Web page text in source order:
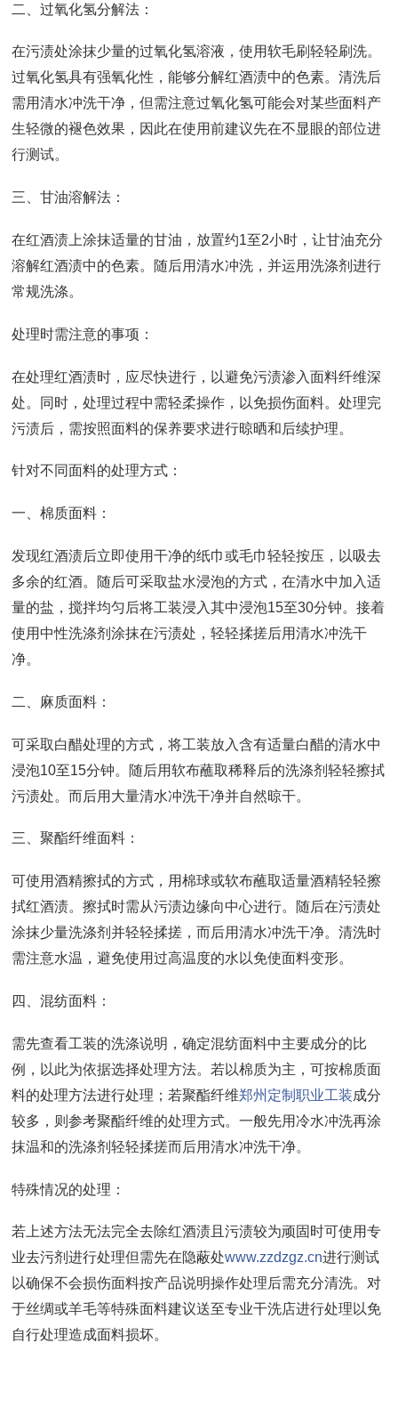
二、过氧化氢分解法：
在污渍处涂抹少量的过氧化氢溶液，使用软毛刷轻轻刷洗。
过氧化氢具有强氧化性，能够分解红酒渍中的色素。清洗后
需用清水冲洗干净，但需注意过氧化氢可能会对某些面料产
生轻微的褪色效果，因此在使用前建议先在不显眼的部位进
行测试。
三、甘油溶解法：
在红酒渍上涂抹适量的甘油，放置约1至2小时，让甘油充分
溶解红酒渍中的色素。随后用清水冲洗，并运用洗涤剂进行
常规洗涤。
处理时需注意的事项：
在处理红酒渍时，应尽快进行，以避免污渍渗入面料纤维深
处。同时，处理过程中需轻柔操作，以免损伤面料。处理完
污渍后，需按照面料的保养要求进行晾晒和后续护理。
针对不同面料的处理方式：
一、棉质面料：
发现红酒渍后立即使用干净的纸巾或毛巾轻轻按压，以吸去
多余的红酒。随后可采取盐水浸泡的方式，在清水中加入适
量的盐，搅拌均匀后将工装浸入其中浸泡15至30分钟。接着
使用中性洗涤剂涂抹在污渍处，轻轻揉搓后用清水冲洗干
净。
二、麻质面料：
可采取白醋处理的方式，将工装放入含有适量白醋的清水中
浸泡10至15分钟。随后用软布蘸取稀释后的洗涤剂轻轻擦拭
污渍处。而后用大量清水冲洗干净并自然晾干。
三、聚酯纤维面料：
可使用酒精擦拭的方式，用棉球或软布蘸取适量酒精轻轻擦
拭红酒渍。擦拭时需从污渍边缘向中心进行。随后在污渍处
涂抹少量洗涤剂并轻轻揉搓，而后用清水冲洗干净。清洗时
需注意水温，避免使用过高温度的水以免使面料变形。
四、混纺面料：
需先查看工装的洗涤说明，确定混纺面料中主要成分的比
例，以此为依据选择处理方法。若以棉质为主，可按棉质面
料的处理方法进行处理；若聚酯纤维郑州定制职业工装成分
较多，则参考聚酯纤维的处理方式。一般先用冷水冲洗再涂
抹温和的洗涤剂轻轻揉搓而后用清水冲洗干净。
特殊情况的处理：
若上述方法无法完全去除红酒渍且污渍较为顽固时可使用专
业去污剂进行处理但需先在隐蔽处www.zzdzgz.cn进行测试
以确保不会损伤面料按产品说明操作处理后需充分清洗。对
于丝绸或羊毛等特殊面料建议送至专业干洗店进行处理以免
自行处理造成面料损坏。